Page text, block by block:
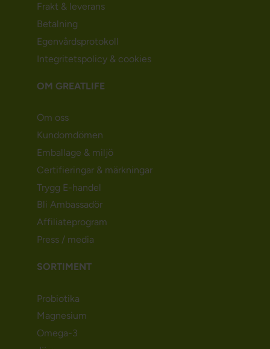
Frakt & leverans
Betalning
Egenvårdsprotokoll
Integritetspolicy & cookies
OM GREATLIFE
Om oss
Kundomdömen
Emballage & miljö
Certifieringar & märkningar
Trygg E-handel
Bli Ambassadör
Affiliateprogram
Press / media
SORTIMENT
Probiotika
Magnesium
Omega-3